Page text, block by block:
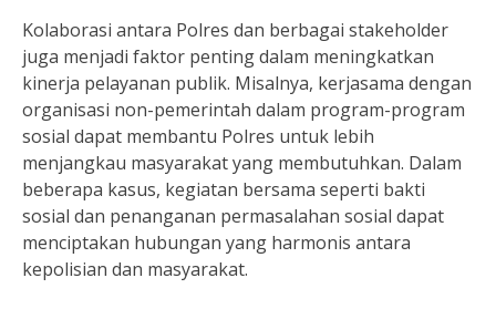
Kolaborasi antara Polres dan berbagai stakeholder
juga menjadi faktor penting dalam meningkatkan
kinerja pelayanan publik. Misalnya, kerjasama dengan
organisasi non-pemerintah dalam program-program
sosial dapat membantu Polres untuk lebih
menjangkau masyarakat yang membutuhkan. Dalam
beberapa kasus, kegiatan bersama seperti bakti
sosial dan penanganan permasalahan sosial dapat
menciptakan hubungan yang harmonis antara
kepolisian dan masyarakat.